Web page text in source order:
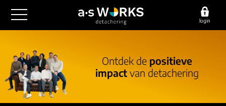
login
outsourcing
financiële administratie
salarisadministratie
juridische zaken
detachering
HR/payroll
consultancy
Ontdek de positieve
impactvan detachering